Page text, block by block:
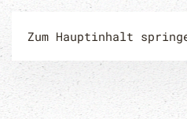
Zum Hauptinhalt